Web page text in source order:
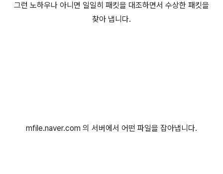
그런 노하우나 아니면 일일히 패킷을 대조하면서 수상한 패킷을
찾아 냅니다.
mfile.naver.com 의 서버에서 어떤 파일을 잡아냅니다.